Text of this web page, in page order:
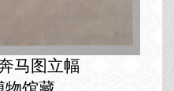
马图立幅